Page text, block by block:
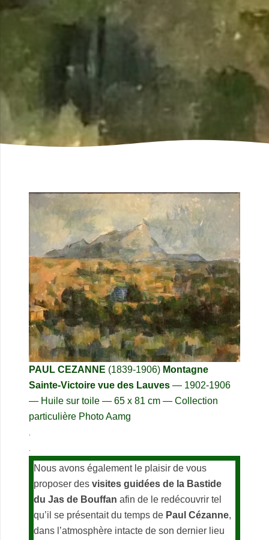
PAUL CEZANNE (1839-1906) Montagne
Sainte-Victoire vue des Lauves — 1902-1906
— Huile sur toile — 65 x 81 cm — Collection
particulière Photo Aamg
.
.
Nous avons également le plaisir de vous
proposer des visites guidées de la Bastide
du Jas de Bouffan afin de le redécouvrir tel
qu’il se présentait du temps de Paul Cézanne,
dans l’atmosphère intacte de son dernier lieu